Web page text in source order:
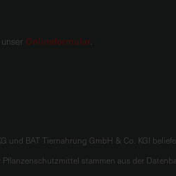
Onlineformular.
und BAT Tiernahrung GmbH & Co. KGl
stammen aus der